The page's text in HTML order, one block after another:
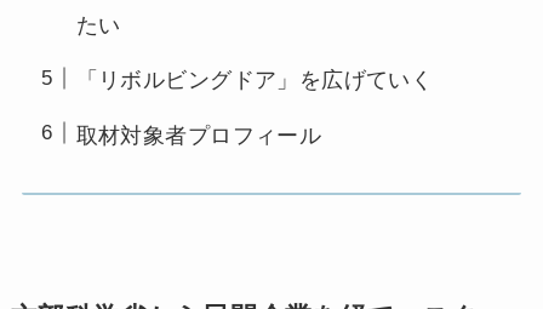
たい
「リボルビングドア」を広げていく
取材対象者プロフィール